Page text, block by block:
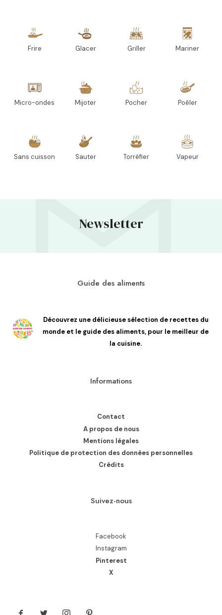
Frire Glacer Griller Mariner
Micro-ondes Mijoter Pocher Poêler
Sans cuisson Sauter Torréfier Vapeur
Newsletter
Guide des aliments
Découvrez une délicieuse sélection de recettes du
monde et le guide des aliments, pour le meilleur de
la cuisine.
Informations
Contact
A propos de nous
Mentions légales
Politique de protection des données personnelles
Crédits
Suivez-nous
Facebook
Instagram
Pinterest
X